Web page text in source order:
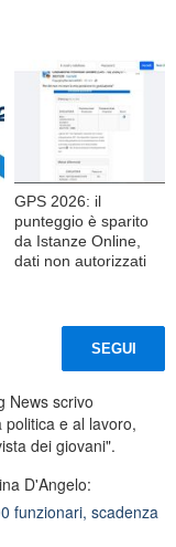
GPS 2026: il
punteggio è sparito
da Istanze Online,
dati non autorizzati
SEGUI
News scrivo
e al lavoro,
dei giovani".
D'Angelo:
funzionari, scadenza